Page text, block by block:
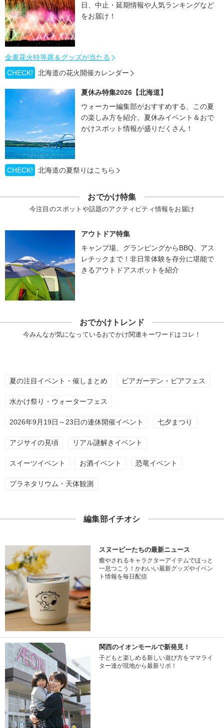
日、中止・延期情報や人気ランキングなど
をお届け！
金麦花火特等席＆グッズが当たる
CHECK!
北海道の花火開催カレンダー
夏休み特集2026【北海道】
ウォーカー編集部がおすすめする、この夏
の楽しみ方を紹介。夏休みイベント＆おで
かけスポット情報が盛りだくさん！
CHECK! 北海道の夏祭りはこちら
おでかけ特集
今注目のスポットや話題のアクティビティ情報をお届け
アウトドア特集
キャンプ場、グランピングからBBQ、アス
レチックまで！非日常体験を存分に堪能で
きるアウトドアスポットを紹介
おでかけトレンド
今みんなが気になっているおでかけ関連キーワードはコレ！
夏の注目イベント・催しまとめ ビアガーデン・ビアフェス
水かけ祭り・ウォーターフェス
2026年9月19日～23日の連休開催イベント 七夕まつり
アジサイの見頃 リアル謎解きイベント
スイーツイベント お酒イベント 恐竜イベント
プラネタリウム・天体観測
編集部イチオシ
スヌーピーたちの最新ニュース
癒やされるキャラクターアイテムでほっと
一息つこう！かわいい最新グッズやイベン
ト情報を毎日配信
関西のイオンモールで新発見！
子どもと楽しめる新しい遊び方をママライ
ター達が現地から最新リポ！